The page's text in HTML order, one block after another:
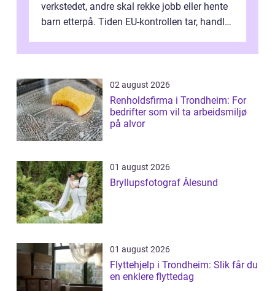
verkstedet, andre skal rekke jobb eller hente
barn etterpå. Tiden EU-kontrollen tar, handler
02 august 2026
Renholdsfirma i Trondheim: For
bedrifter som vil ta arbeidsmiljø
på alvor
01 august 2026
Bryllupsfotograf Ålesund
01 august 2026
Flyttehjelp i Trondheim: Slik får du
en enklere flyttedag